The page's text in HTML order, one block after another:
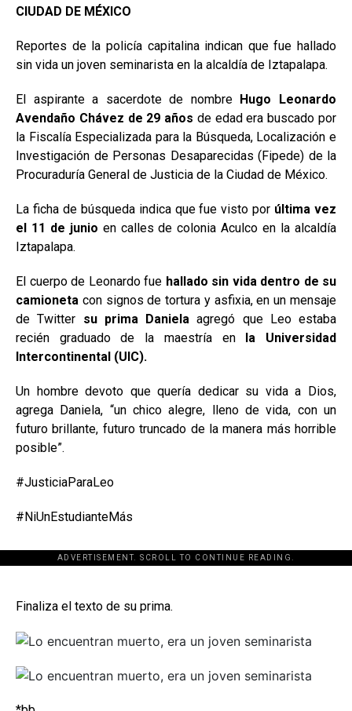
CIUDAD DE MÉXICO
Reportes de la policía capitalina indican que fue hallado
sin vida un joven seminarista en la alcaldía de Iztapalapa.
El aspirante a sacerdote de nombre Hugo Leonardo
Avendaño Chávez de 29 años de edad era buscado por
la Fiscalía Especializada para la Búsqueda, Localización e
Investigación de Personas Desaparecidas (Fipede) de la
Procuraduría General de Justicia de la Ciudad de México.
La ficha de búsqueda indica que fue visto por última vez
el 11 de junio en calles de colonia Aculco en la alcaldía
Iztapalapa.
El cuerpo de Leonardo fue hallado sin vida dentro de su
camioneta con signos de tortura y asfixia, en un mensaje
de Twitter su prima Daniela agregó que Leo estaba
recién graduado de la maestría en la Universidad
Intercontinental (UIC).
Un hombre devoto que quería dedicar su vida a Dios,
agrega Daniela, “un chico alegre, lleno de vida, con un
futuro brillante, futuro truncado de la manera más horrible
posible”.
#JusticiaParaLeo
#NiUnEstudianteMás
ADVERTISEMENT. SCROLL TO CONTINUE READING.
[adsforwp id="243463"]
Finaliza el texto de su prima.